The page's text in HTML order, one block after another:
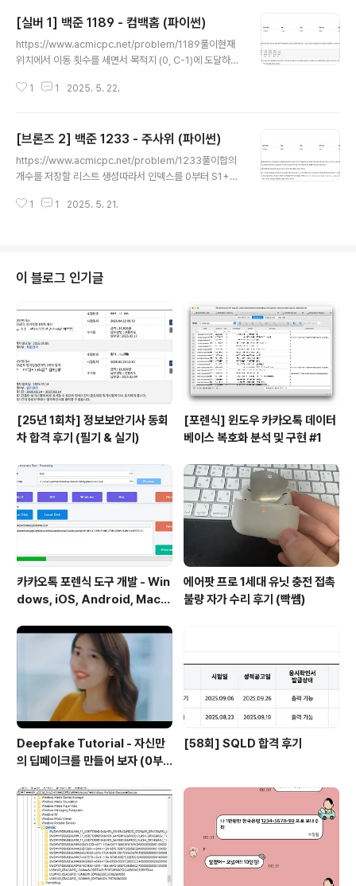
[실버 1] 백준 1189 - 컴백홈 (파이썬)
https://www.acmicpc.net/problem/1189풀이현재
위치에서 이동 횟수를 세면서 목적지 (0, C-1)에 도달하는
유효함.이동은 상하좌우 가능하며, T는 막힌 칸이므로 이
이동해야 하며, 마지막 위치가 (0, C-1)일 때만 카운트한
다.방문 체크는 used 리스트로 관리한다.백트래킹으로 이
전 경로로 되돌아가 다른 경로 탐색을 계속used를 리스트
성능 향상 가능def dfs(r, c, k, used): if k ==..
1 1 2025. 5. 22.
[브론즈 2] 백준 1233 - 주사위 (파이썬)
https://www.acmicpc.net/problem/1233풀이합의
개수를 저장할 리스트 생성따라서 인덱스를 0부터 S1+S
저장한다.count = [0] * (S1 + S2 + S3 + 1)최대 합은
k] += 13중 for문을 돌며 각 눈의 합을 구하고, 그 합의 개
수를 증가시킨다.가장 자주 나온 합을 찾기max_val = -1
1 1 2025. 5. 21.
이 블로그 인기글
[25년 1회차] 정보보안기사 동회
차 합격 후기 (필기 & 실기)
[포렌식] 윈도우 카카오톡 데이터
베이스 복호화 분석 및 구현 #1
카카오톡 포렌식 도구 개발 - Win
dows, iOS, Android, Mac
에어팟 프로 1세대 유닛 충전 접촉
불량 자가 수리 후기 (빡쎔)
Deepfake Tutorial - 자신만
의 딥페이크를 만들어 보자 (0부
[58회] SQLD 합격 후기